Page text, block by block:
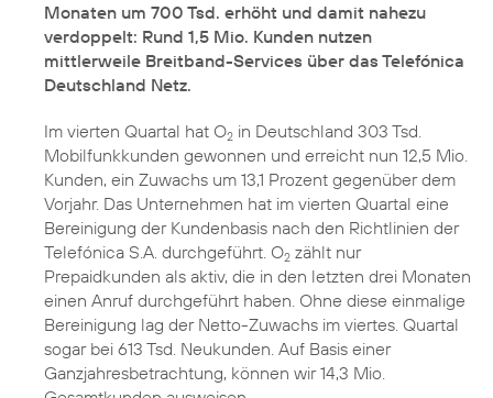
Monaten um 700 Tsd. erhöht und damit nahezu
verdoppelt: Rund 1,5 Mio. Kunden nutzen
mittlerweile Breitband-Services über das Telefónica
Deutschland Netz.
Im vierten Quartal hat O2 in Deutschland 303 Tsd.
Mobilfunkkunden gewonnen und erreicht nun 12,5 Mio.
Kunden, ein Zuwachs um 13,1 Prozent gegenüber dem
Vorjahr. Das Unternehmen hat im vierten Quartal eine
Bereinigung der Kundenbasis nach den Richtlinien der
Telefónica S.A. durchgeführt. O2 zählt nur
Prepaidkunden als aktiv, die in den letzten drei Monaten
einen Anruf durchgeführt haben. Ohne diese einmalige
Bereinigung lag der Netto-Zuwachs im viertes. Quartal
sogar bei 613 Tsd. Neukunden. Auf Basis einer
Ganzjahresbetrachtung, können wir 14,3 Mio.